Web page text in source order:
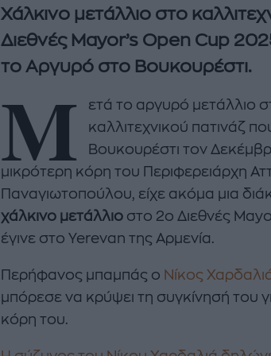
Χάλκινο μετάλλιο στο
Διεθνές Μayor’s Open Cup
το Αργυρό στο Βουκουρέστι.
Μ
ετά το αργυρό μετάλλιο
καλλιτεχνικού πατινάζ
Βουκουρέστι τον
μικρότερη κόρη του Περιφερειάρχη
Παναγιωτοπούλου, είχε ακόμα μια
χάλκινο μετάλλιο στο 2ο Διεθνές
έγινε στο Yerevan της Αρμενία.
Περήφανος μπαμπάς ο Νίκος
μπόρεσε να κρύψει τη συγκίνησή του
κόρη του.
Majenco's Point of View
ΣΑΜΑΝΘΑ ΑΠΟΣΤΟΛΟΠΟΥΛΟΥ
Η απόλυτη καλοκαιρινή
καρπούζι, φέτα και φράουλες
που θα λατρέψετε